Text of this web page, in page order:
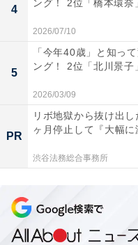
的な姿を楽しめます。
に包まれ、京都ならで
回答者からは「舞台か
巻です。昔から月を眺
の時期は幻想的な雰囲
潟県）、「清水寺と満
うからです」（30代女
のコラボレーションが
街と月が一望できるか
水寺と一緒に月が見れ
（30代女性／愛知県）
4
ング！ 2位「橋本環奈
2026/07/10
5
「今年40歳」と知っ
ング！ 2位「北川景子
2026/03/09
PR
リボ地獄から抜け出
ヶ月停止して『大幅に
渋谷法務総合事務所